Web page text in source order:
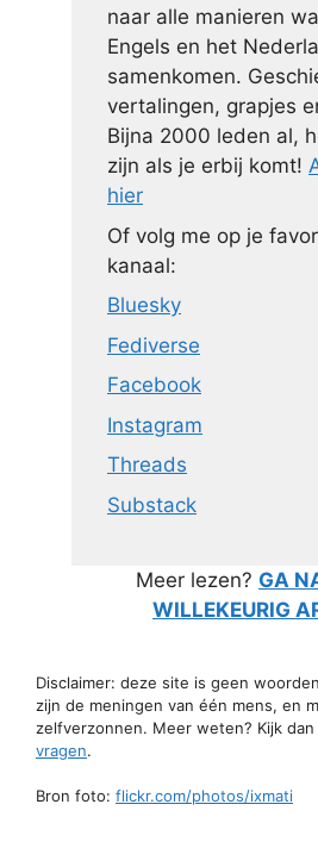
naar alle manieren
Engels en het
samenkomen.
vertalingen, grapjes
Bijna 2000 leden al,
zijn als je erbij komt!
hier
Of volg me op je
kanaal:
Bluesky
Fediverse
Facebook
Instagram
Threads
Substack
Meer lezen? GA
WILLEKEURIG
Disclaimer: deze site is geen
zijn de meningen van één mens, en
zelfverzonnen. Meer weten? Kijk dan
vragen.
Bron foto: flickr.com/photos/ixmati